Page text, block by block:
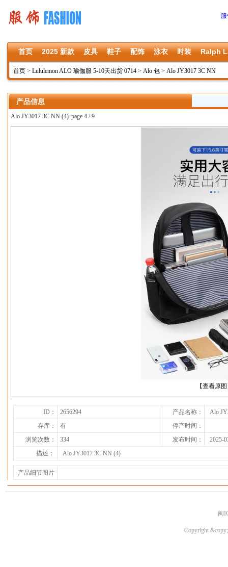
首页 2025 新款 皮具 鞋子 配饰 泳衣 时装 Ralph
首页 > Lululemon ALO 瑜伽服 5-10天出货 0714 > Alo 包 > Alo JY3017 3C NN
产品信息
Alo JY3017 3C NN (4) page 4 / 9
【查看原
上一张
下一张
ID： 2656294 产品名称：
Alo
存库：
有
停产时间：
浏览次数：
334 发布时间：
2025-
描述：
Alo JY3017 3C NN (4)
产品细节图片
闽
Copyright